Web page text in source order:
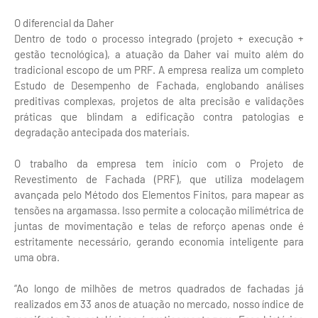
O diferencial da Daher
Dentro de todo o processo integrado (projeto + execução +
gestão tecnológica), a atuação da Daher vai muito além do
tradicional escopo de um PRF. A empresa realiza um completo
Estudo de Desempenho de Fachada, englobando análises
preditivas complexas, projetos de alta precisão e validações
práticas que blindam a edificação contra patologias e
degradação antecipada dos materiais.
O trabalho da empresa tem início com o Projeto de
Revestimento de Fachada (PRF), que utiliza modelagem
avançada pelo Método dos Elementos Finitos, para mapear as
tensões na argamassa. Isso permite a colocação milimétrica de
juntas de movimentação e telas de reforço apenas onde é
estritamente necessário, gerando economia inteligente para
uma obra.
“Ao longo de milhões de metros quadrados de fachadas já
realizados em 33 anos de atuação no mercado, nosso índice de